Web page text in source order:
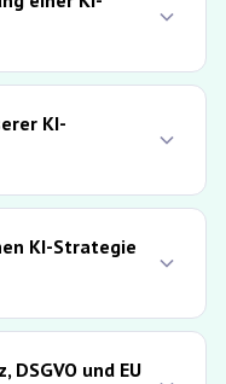
KI-
KI-Strategie
und EU